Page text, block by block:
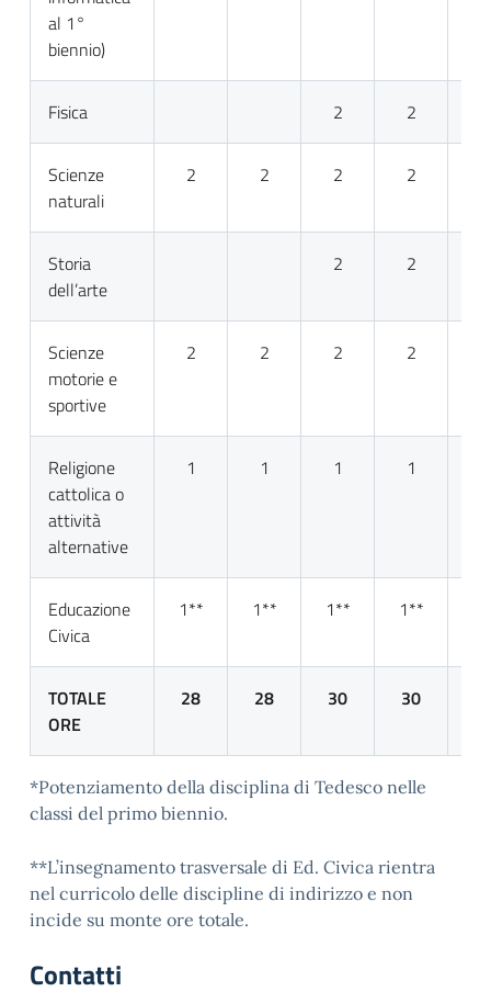
al 1°
biennio)
Fisica 2 2
Scienze
naturali
2 2 2 2
Storia
dell’arte
2 2
Scienze
motorie e
sportive
2 2 2 2
Religione
cattolica o
attività
alternative
1 1 1 1
Educazione
Civica
1** 1** 1** 1**
TOTALE
ORE
28 28 30 30
*Potenziamento della disciplina di Tedesco nelle
classi del primo biennio.
**L’insegnamento trasversale di Ed. Civica rientra
nel curricolo delle discipline di indirizzo e non
incide su monte ore totale.
Contatti